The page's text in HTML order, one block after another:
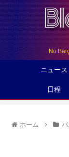
No
ニュース
日程
ホーム